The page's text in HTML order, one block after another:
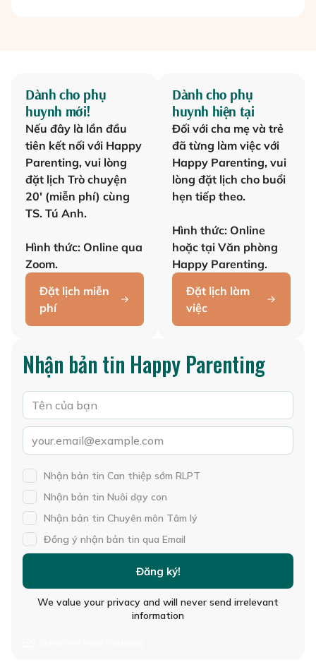
Dành cho phụ
huynh mới!
Nếu đây là lần đầu
tiên kết nối với Happy
Parenting, vui lòng
đặt lịch Trò chuyện
20' (miễn phí) cùng
TS. Tú Anh.
Hình thức: Online qua
Zoom.
Đặt lịch miễn
phí
Dành cho phụ
huynh hiện tại
Đối với cha mẹ và trẻ
đã từng làm việc với
Happy Parenting, vui
lòng đặt lịch cho buổi
hẹn tiếp theo.
Hình thức: Online
hoặc tại Văn phòng
Happy Parenting.
Đặt lịch làm
việc